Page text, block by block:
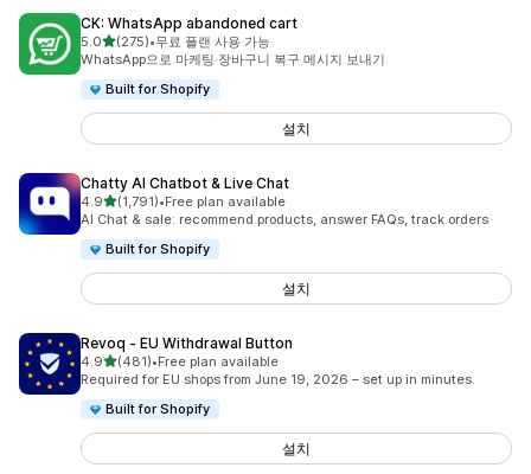
CK: WhatsApp abandoned cart
5.0별 5개 중
(275)
총 리뷰 275개
•무료 플랜 사용 가능
WhatsApp으로 마케팅·장바구니 복구 메시지 보내기
Built for Shopify
설치
Chatty AI Chatbot & Live Chat
4.9별 5개 중
(1,791)
총 리뷰 1791개
•Free plan available
AI Chat & sale: recommend products, answer FAQs, track orders
Built for Shopify
설치
Revoq ‑ EU Withdrawal Button
4.9별 5개 중
(481)
총 리뷰 481개
•Free plan available
Required for EU shops from June 19, 2026 – set up in minutes.
Built for Shopify
설치